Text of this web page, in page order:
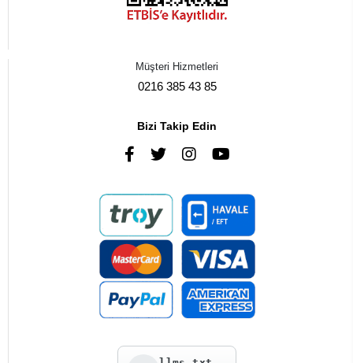
Müşteri Hizmetleri
0216 385 43 85
Bizi Takip Edin